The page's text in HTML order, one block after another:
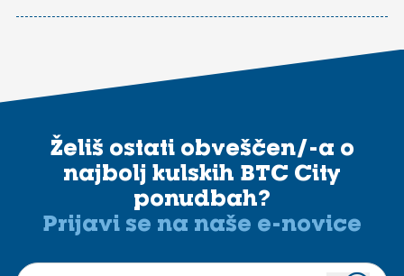
Želiš ostati obveščen/-a o
najbolj kulskih BTC City
ponudbah?
Prijavi se na naše e-novice